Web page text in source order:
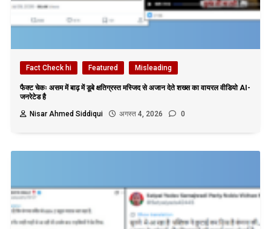
Fact Check hi Featured Misleading
फैक्ट चेकः असम में बाढ़ में डूबे क्षतिग्रस्त मस्जिद से अजान देते शख्स का वायरल वीडियो AI-
जनरेटेड है
Nisar Ahmed Siddiqui
अगस्त 4, 2026 0